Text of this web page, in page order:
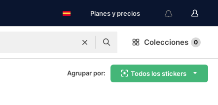
Planes y precios
Colecciones 0
Agrupar por: Todos los stickers